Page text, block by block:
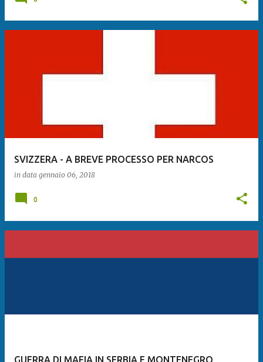
SVIZZERA - A BREVE PROCESSO PER NARCOS
in data gennaio 06, 2018
0
GUERRA DI MAFIA IN SERBIA E MONTENEGRO